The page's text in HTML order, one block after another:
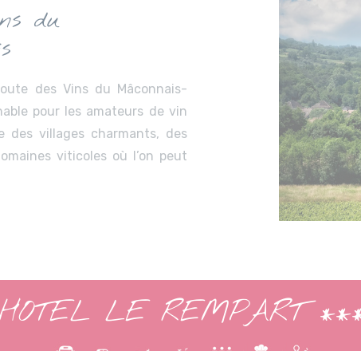
du
des Vins du Mâconnais-
pour les amateurs de vin
des villages charmants, des
viticoles où l’on peut
HOTEL LE REMPART